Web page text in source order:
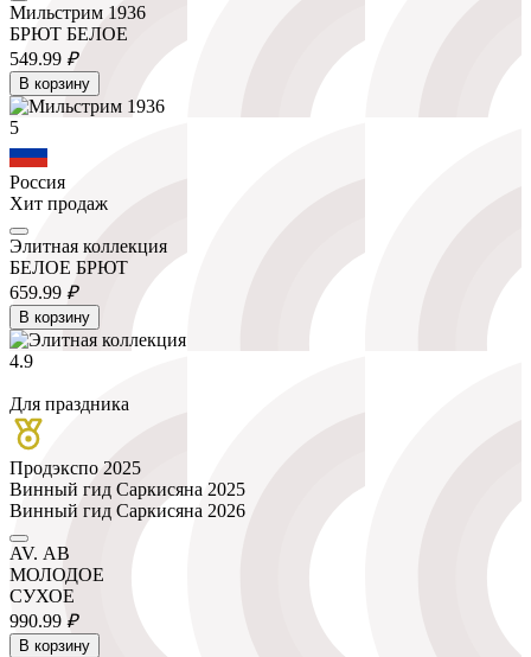
Мильстрим 1936
БРЮТ БЕЛОЕ
549.99 ₽
В корзину
5
Россия
Хит продаж
Элитная коллекция
БЕЛОЕ БРЮТ
659.99 ₽
В корзину
4.9
Для праздника
Продэкспо 2025
Винный гид Саркисяна 2025
Винный гид Саркисяна 2026
AV. АВ
МОЛОДОЕ
СУХОЕ
990.99 ₽
В корзину